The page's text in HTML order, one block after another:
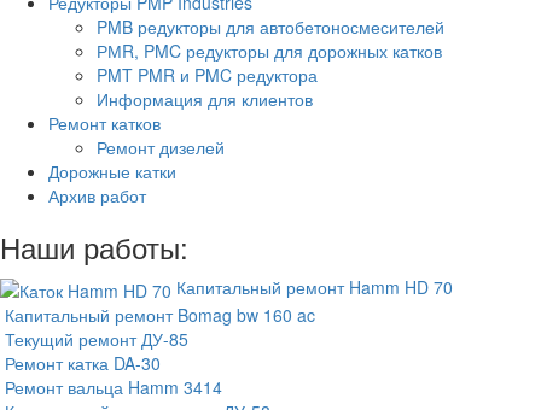
PMB редукторы для автобетоносмесителей
РМR, PMC редукторы для дорожных катков
PMT PMR и PMC редуктора
Информация для клиентов
Ремонт катков
Ремонт дизелей
Дорожные катки
Архив работ
Наши работы:
Капитальный ремонт Hamm HD 70
Капитальный ремонт Bomag bw 160 ac
Текущий ремонт ДУ-85
Ремонт катка DA-30
Ремонт вальца Hamm 3414